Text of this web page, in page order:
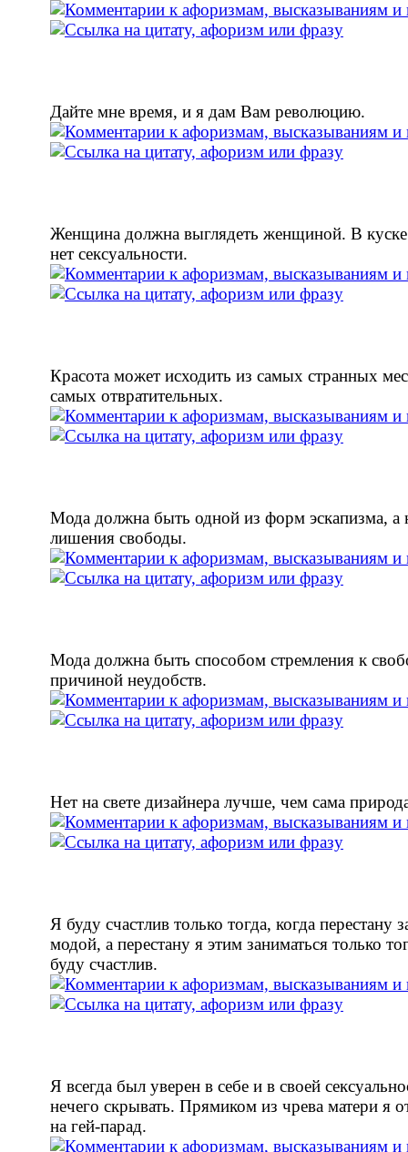
Дайте мне время, и я дам Вам революцию.
Женщина должна выглядеть женщиной. В куске
нет сексуальности.
Красота может исходить из самых странных
самых отвратительных.
Мода должна быть одной из форм эскапизма, а
лишения свободы.
Мода должна быть способом стремления к
причиной неудобств.
Нет на свете дизайнера лучше, чем сама
Я буду счастлив только тогда, когда перестану
модой, а перестану я этим заниматься только
буду счастлив.
Я всегда был уверен в себе и в своей
нечего скрывать. Прямиком из чрева матери я
на гей-парад.